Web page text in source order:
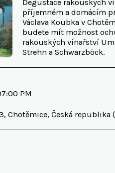
Degustace rakouských
příjemném a domácím
Václava Koubka v
budete mít možnost
rakouských vínařství
Strehn a Schwarzböck.
PM
Chotěmice, Česká republika (